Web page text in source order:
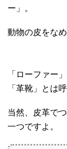
ー」。
動物の皮をな
「ローファー
「革靴」とは
当然、皮革で
一つですよ。